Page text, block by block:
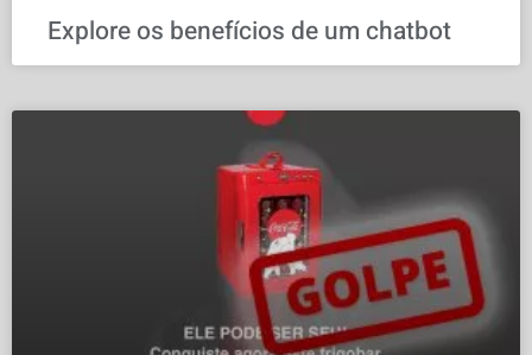
Explore os benefícios de um chatbot